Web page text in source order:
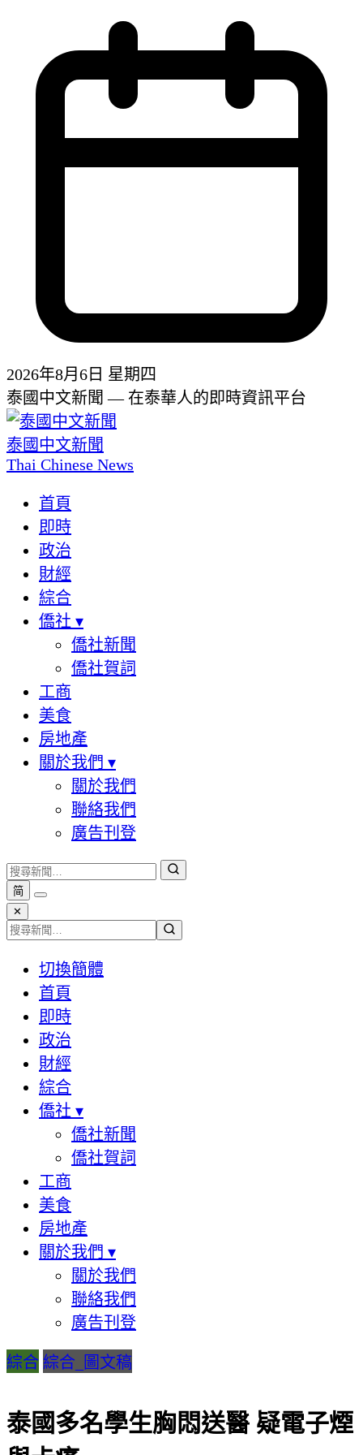
2026年8月6日 星期四
泰國中文新聞 — 在泰華人的即時資訊平台
泰國中文新聞
Thai Chinese News
首頁
即時
政治
財經
綜合
僑社 ▾
僑社新聞
僑社賀詞
工商
美食
房地產
關於我們 ▾
關於我們
聯絡我們
廣告刊登
简
✕
切換簡體
首頁
即時
政治
財經
綜合
僑社 ▾
僑社新聞
僑社賀詞
工商
美食
房地產
關於我們 ▾
關於我們
聯絡我們
廣告刊登
綜合 綜合_圖文稿
泰國多名學生胸悶送醫 疑電子煙